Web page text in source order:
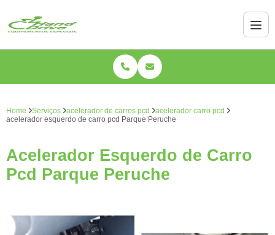
Home Serviços acelerador de carros pcd
acelerador carro pcd
acelerador esquerdo de carro pcd Parque Peruche
Acelerador Esquerdo de Carro
Pcd Parque Peruche